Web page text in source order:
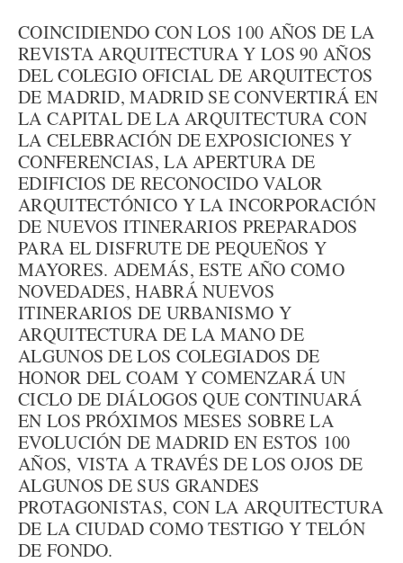
COINCIDIENDO CON LOS 100 AÑOS DE LA
REVISTA ARQUITECTURA Y LOS 90 AÑOS
DEL COLEGIO OFICIAL DE ARQUITECTOS
DE MADRID, MADRID SE CONVERTIRÁ EN
LA CAPITAL DE LA ARQUITECTURA CON
LA CELEBRACIÓN DE EXPOSICIONES Y
CONFERENCIAS, LA APERTURA DE
EDIFICIOS DE RECONOCIDO VALOR
ARQUITECTÓNICO Y LA INCORPORACIÓN
DE NUEVOS ITINERARIOS PREPARADOS
PARA EL DISFRUTE DE PEQUEÑOS Y
MAYORES. ADEMÁS, ESTE AÑO COMO
NOVEDADES, HABRÁ NUEVOS
ITINERARIOS DE URBANISMO Y
ARQUITECTURA DE LA MANO DE
ALGUNOS DE LOS COLEGIADOS DE
HONOR DEL COAM Y COMENZARÁ UN
CICLO DE DIÁLOGOS QUE CONTINUARÁ
EN LOS PRÓXIMOS MESES SOBRE LA
EVOLUCIÓN DE MADRID EN ESTOS 100
AÑOS, VISTA A TRAVÉS DE LOS OJOS DE
ALGUNOS DE SUS GRANDES
PROTAGONISTAS, CON LA ARQUITECTURA
DE LA CIUDAD COMO TESTIGO Y TELÓN
DE FONDO.